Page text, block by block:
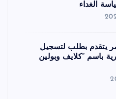
الغداء
يتقدم بطلب لتسجيل
باسم “كلايف وبولين